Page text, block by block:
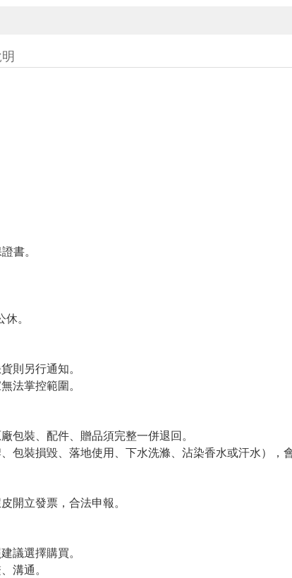
書。
。
則另行通知。
法掌控範圍。
裝、配件、贈品須完整一併退回。
裝損毀、落地使用、下水洗滌、沾染香水或汗水），會
開立發票，合法申報。
議選擇購買。
溝通。